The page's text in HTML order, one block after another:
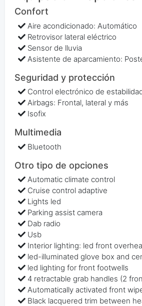
Confort
Aire acondicionado: Automático
Retrovisor lateral eléctrico
Sensor de lluvia
Asistente de aparcamiento:
Seguridad y protección
Control electrónico de
Airbags: Frontal, lateral y más
Isofix
Multimedia
Bluetooth
Otro tipo de opciones
Automatic climate control
Cruise control adaptive
Lights led
Parking assist camera
Dab radio
Usb
Interior lighting: led front
led-illuminated glove box and
led lighting for front footwells
4 retractable grab handles (2
Automatically activated front
Black lacquered trim between